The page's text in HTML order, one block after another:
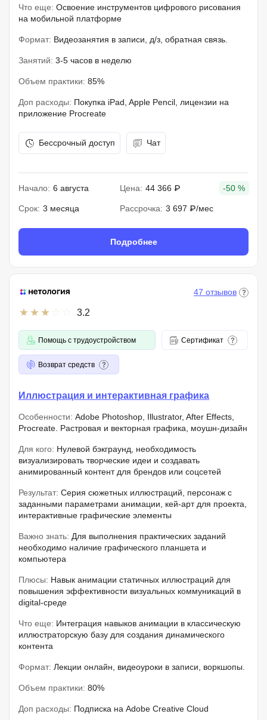
Что еще: Освоение инструментов цифрового рисования
на мобильной платформе
Формат: Видеозанятия в записи, д/з, обратная связь.
Занятий: 3-5 часов в неделю
Объем практики: 85%
Доп расходы: Покупка iPad, Apple Pencil, лицензии на
приложение Procreate
Бессрочный доступ Чат
Начало: 6 августа Цена: 44 366 ₽ -50 %
Срок: 3 месяца Рассрочка: 3 697 ₽/мес
Подробнее
3.2
47 отзывов
Помощь с трудоустройством Сертификат
Возврат средств
Иллюстрация и интерактивная графика
Особенности: Adobe Photoshop, Illustrator, After Effects,
Procreate. Растровая и векторная графика, моушн-дизайн
Для кого: Нулевой бэкграунд, необходимость
визуализировать творческие идеи и создавать
анимированный контент для брендов или соцсетей
Результат: Серия сюжетных иллюстраций, персонаж с
заданными параметрами анимации, кей-арт для проекта,
интерактивные графические элементы
Важно знать: Для выполнения практических заданий
необходимо наличие графического планшета и
компьютера
Плюсы: Навык анимации статичных иллюстраций для
повышения эффективности визуальных коммуникаций в
digital-среде
Что еще: Интеграция навыков анимации в классическую
иллюстраторскую базу для создания динамического
контента
Формат: Лекции онлайн, видеоуроки в записи, воркшопы.
Объем практики: 80%
Доп расходы: Подписка на Adobe Creative Cloud